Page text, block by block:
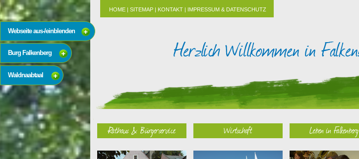
HOME| SITEMAP| KONTAKT| IMPRESSUM & DATENSCHUTZ
Rathaus & Bürgerservice Wirtschaft Leben in Falkenberg
Webseite aus-/einblenden
Burg Falkenberg
Waldnaabtaal